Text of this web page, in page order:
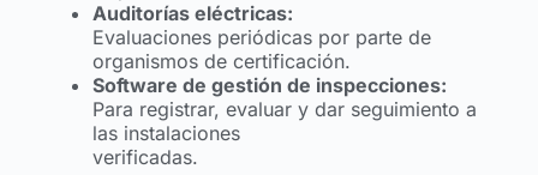
Auditorías eléctricas:
Evaluaciones periódicas por parte de
organismos de certificación.
Software de gestión de inspecciones:
Para registrar, evaluar y dar seguimiento a
las instalaciones
verificadas.